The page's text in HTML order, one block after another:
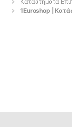
Καταστήματα
1Euroshop |